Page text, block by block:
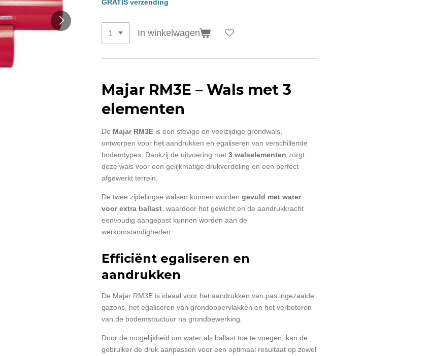
GRATIS verzending
In winkelwagen
Majar RM3E – Wals met 3
elementen
De Majar RM3E is een stevige en veelzijdige grondwals,
ontworpen voor het aandrukken en egaliseren van verschillende
bodemtypes. Dankzij de uitvoering met 3 walselementen zorgt
deze wals voor een gelijkmatige drukverdeling en een perfect
afgewerkt terrein.
De twee zijdelingse walsen kunnen worden gevuld met water
voor extra ballast, waardoor het gewicht en de aandrukkracht
eenvoudig aangepast kunnen worden aan de
werkomstandigheden.
Efficiënt egaliseren en
aandrukken
De Majar RM3E is ideaal voor het aandrukken van pas ingezaaide
gazons, het egaliseren van grondoppervlakken en het verbeteren
van de bodemstructuur na grondbewerking.
Door de mogelijkheid om water als ballast toe te voegen, kan de
gebruiker de druk aanpassen voor een optimaal resultaat op zowel